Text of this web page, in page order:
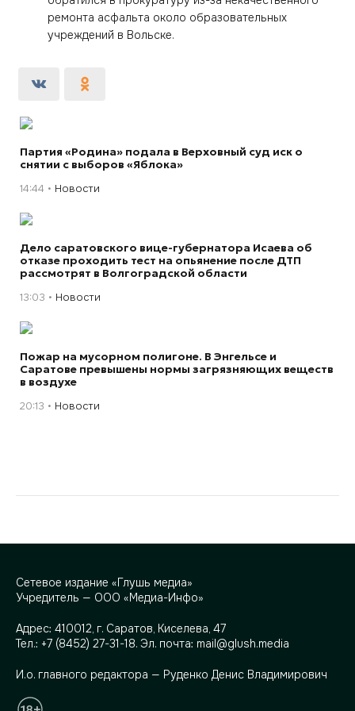
ремонта асфальта около образовательных
учреждений в Вольске.
Партия «Родина» подала в Верховный суд иск о
снятии с выборов «Яблока»
14:44 Новости
Дело саратовского вице-губернатора Исаева об
отказе проходить тест на опьянение после ДТП
рассмотрят в Волгоградской области
13:03 Новости
Пожар на мусорном полигоне. В Энгельсе и
Саратове превышены нормы загрязняющих веществ
в воздухе
20:13 Новости
Сетевое издание «Глушь медиа»
Учредитель — ООО «Медиа-Инфо»
Адрес: 410012, г. Саратов, Киселева, 47
Тел.: +7 (8452) 27-31-18. Эл. почта: mail@glush.media
И.о. главного редактора — Руденко Денис Владимирович